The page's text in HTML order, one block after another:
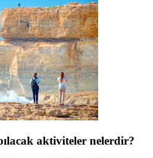
aktiviteler nelerdir?